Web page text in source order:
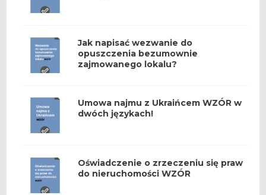
Jak napisać wezwanie do
opuszczenia bezumownie
zajmowanego lokalu?
Umowa najmu z Ukraińcem WZÓR w
dwóch językach!
Oświadczenie o zrzeczeniu się praw
do nieruchomości WZÓR